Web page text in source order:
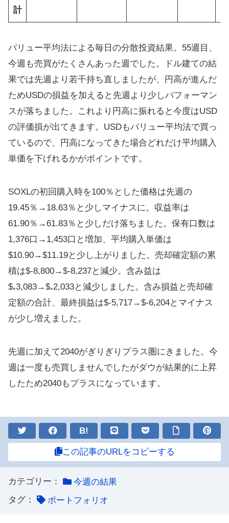
計
バリュー平均法による毎日の分散投資結果。55週目、
今週も売買がたくさんあった週でした。ドル建ての結
果では先週より若干持ち直しましたが、円高が進んだ
ためUSDの損益を加えると先週より少しパフォーマン
スが落ちました。これより円高に振れると今度はUSD
の評価損が出てきます。USDもバリュー平均法で買っ
ているので、円高になってきた場合どれだけ平均購入
単価を下げれるかがポイントです。
SOXLの初回購入時を100％とした価格は先週の
19.45％→18.63％と少しマイナスに。収益率は
61.90％→61.83％と少しだけ落ちました。保有口数は
1,376口→1,453口と増加、平均購入単価は
$10.90→$11.19と少し上がりました。売却確定額の累
積は$‐8,800→$‐8,237と減少。含み益は
$₊3,083→$₊2,033と減少しました。含み損益と売却確
定額の合計、最終損益は$-5,717→$-6,204とマイナス
が少し増えました。
先週に加えて2040がぎりぎりプラス圏にきました。今
週は一度も売買しませんでしたがダウが結果的に上昇
したため2040もプラスになっています。
B!
この記事のURLをコピーする
カテゴリー：
今週の結果
タグ：
ポートフォリオ